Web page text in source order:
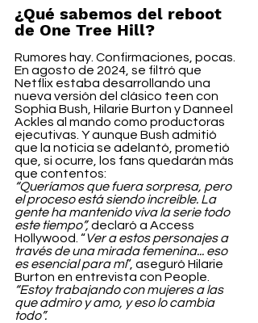
¿Qué sabemos del reboot
de One Tree Hill?
Rumores hay. Confirmaciones, pocas.
En agosto de 2024, se filtró que
Netflix estaba desarrollando una
nueva versión del clásico teen con
Sophia Bush, Hilarie Burton y Danneel
Ackles al mando como productoras
ejecutivas. Y aunque Bush admitió
que la noticia se adelantó, prometió
que, si ocurre, los fans quedarán más
que contentos:
“Queríamos que fuera sorpresa, pero
el proceso está siendo increíble. La
gente ha mantenido viva la serie todo
este tiempo”, declaró a Access
Hollywood. “Ver a estos personajes a
través de una mirada femenina... eso
es esencial para mí”, aseguró Hilarie
Burton en entrevista con People.
“Estoy trabajando con mujeres a las
que admiro y amo, y eso lo cambia
todo”.